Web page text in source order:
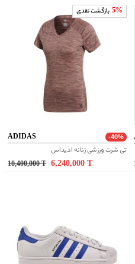
5% بازگشت نقدی
ADIDAS -40%
تی شرت ورزشی زنانه ادیداس
10,400,000 T 6,240,000